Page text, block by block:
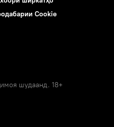
Cookie
шудаанд. 18+